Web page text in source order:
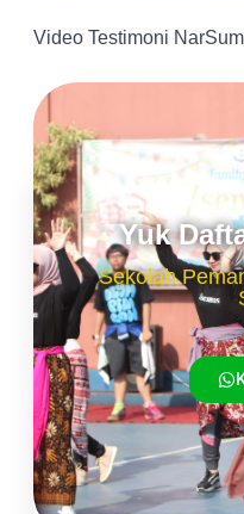
Video Testimoni
Yuk
Sekolah